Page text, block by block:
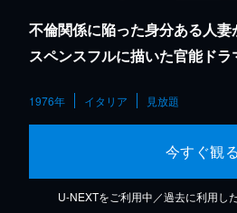
不倫関係に陥った身分ある人
スペンスフルに描いた官能ドラ
1976年 イタリア 見放題
今すぐ観る
U-NEXTをご利用中／過去に利用し